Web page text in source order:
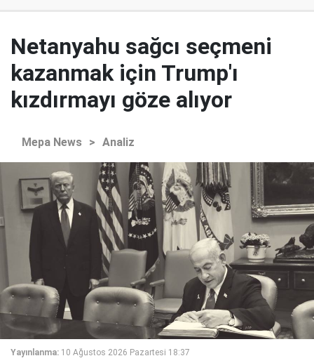
Netanyahu sağcı seçmeni
kazanmak için Trump'ı
kızdırmayı göze alıyor
Mepa News > Analiz
Yayınlanma: 10 Ağustos 2026 Pazartesi 18:37